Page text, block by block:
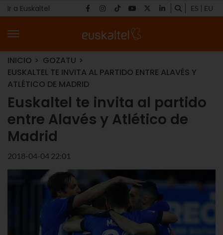
Ir a Euskaltel ES EU
INICIO
GOZATU
EUSKALTEL TE INVITA AL PARTIDO ENTRE ALAVÉS Y
ATLÉTICO DE MADRID
Euskaltel te invita al partido
entre Alavés y Atlético de
Madrid
2018-04-04 22:01